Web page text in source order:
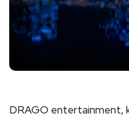
DRAGO entertainment,